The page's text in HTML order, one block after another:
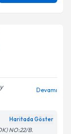
Devamı
Haritada Göster
NO:22/B.